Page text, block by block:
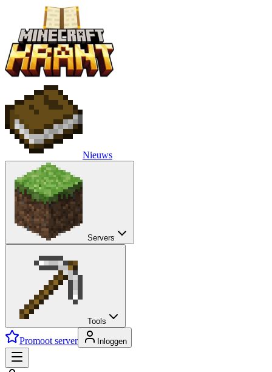
Nieuws
Servers
Tools
Promoot server Inloggen